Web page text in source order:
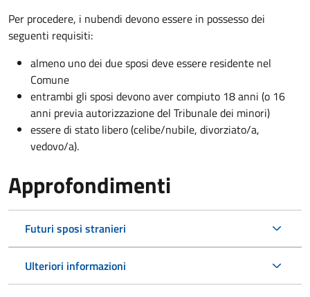
Per procedere, i nubendi devono essere in possesso dei
seguenti requisiti:
almeno uno dei due sposi deve essere residente nel
Comune
entrambi gli sposi devono aver compiuto 18 anni (o 16
anni previa autorizzazione del Tribunale dei minori)
essere di stato libero (celibe/nubile, divorziato/a,
vedovo/a).
Approfondimenti
Futuri sposi stranieri
Ulteriori informazioni